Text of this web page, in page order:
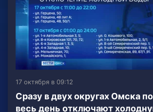
17 октября в 09:12
Сразу в двух округах Омска
весь день отключают